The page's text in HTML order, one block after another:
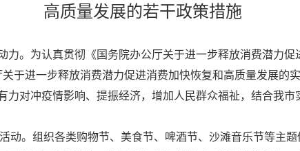
高质量发展的若干政策措施
力。为认真贯彻《国务院办公厅关于进一步释放消费潜力
关于进一步释放消费潜力促进消费加快恢复和高质量发展的
对冲疫情影响、提振经济，增加人民群众福祉，结合我市
动。组织各类购物节、美食节、啤酒节、沙滩音乐节等主